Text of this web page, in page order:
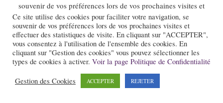
20
AOÛ
Ella Rabeson Quartet
Annecy
20
AOÛ
Ariane Racicot Trio
souvenir de vos préférences lors de vos prochaines visites et
Ce site utilise des cookies pour faciliter votre navigation, se
souvenir de vos préférences lors de vos prochaines visites et
effectuer des statistiques de visite. En cliquant sur "ACCEPTER",
vous consentez à l'utilisation de l'ensemble des cookies. En
cliquant sur "Gestion des cookies" vous pouvez sélectionner les
types de cookies à activer. Voir la page Politique de Confidentialité
Gestion des Cookies ACCEPTER REJETER